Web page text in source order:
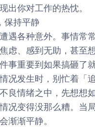
出你对工作的热忱。
保持平静
遇各种意外。事情常
虑、感到无助，甚至
事重要到如果搞砸了
况发生时，别忙着「
良情绪之中，先想想
况变得没那么糟。当
渐渐平静。